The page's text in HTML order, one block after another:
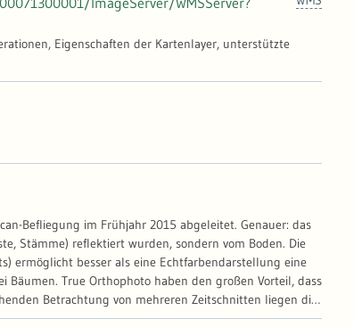
Eigenschaften der Kartenlayer, unterstützte
Befliegung im Frühjahr 2015 abgeleitet. Genauer: das
Stämme) reflektiert wurden, sondern vom Boden. Die
ermöglicht besser als eine Echtfarbendarstellung eine
Bäumen. True Orthophoto haben den großen Vorteil, dass
Betrachtung von mehreren Zeitschnitten liegen die
von Einzelbäumen, was für das detaillierte Monitoring der